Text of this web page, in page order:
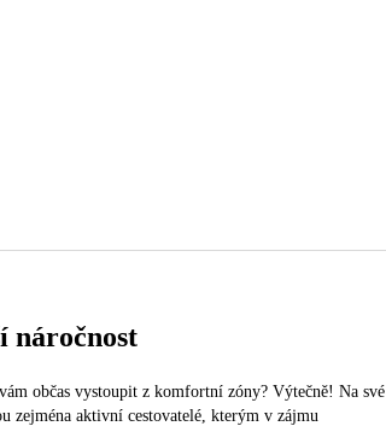
náročnost
občas vystoupit z komfortní zóny? Výtečně! Na své
zejména aktivní cestovatelé, kterým v zájmu